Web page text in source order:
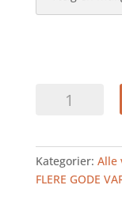
PUERTO
Kategorier: Alle
FLERE GODE